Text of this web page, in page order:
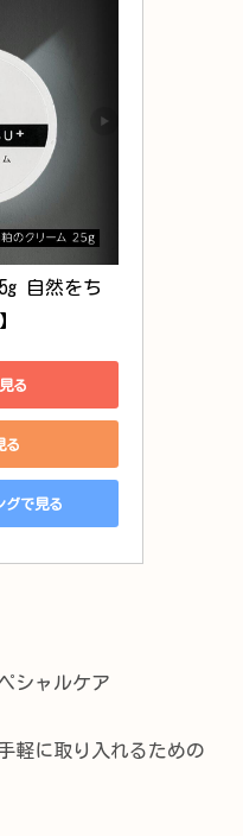
自然をち
る
る
グで見る
シャルケア
軽に取り入れるための